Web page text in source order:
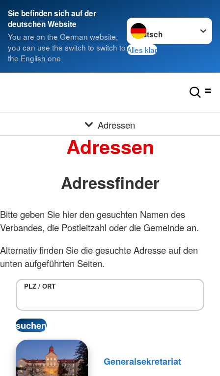
Sie befinden sich auf der
deutschen Website
You are on the German website,
you can use the switch to switch to
the English one
Sprache wechseln zu
Alles klar
Adressen
Adressen
Adressfinder
Bitte geben Sie hier den gesuchten Namen des
Verbandes, die Postleitzahl oder die Gemeinde an.
Alternativ finden Sie die gesuchte Adresse auf den
unten aufgeführten Seiten.
PLZ / ORT
Generalsekretariat